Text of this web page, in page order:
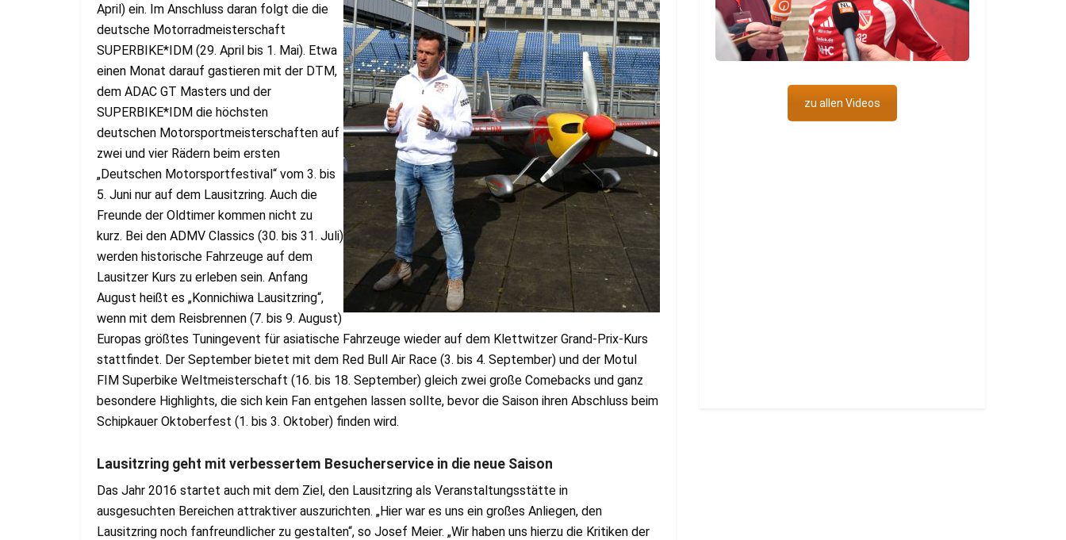
April) ein. Im Anschluss daran folgt die die
deutsche Motorradmeisterschaft
SUPERBIKE*IDM (29. April bis 1. Mai). Etwa
einen Monat darauf gastieren mit der DTM,
dem ADAC GT Masters und der
SUPERBIKE*IDM die höchsten
deutschen Motorsportmeisterschaften auf
zwei und vier Rädern beim ersten
„Deutschen Motorsportfestival“ vom 3. bis
5. Juni nur auf dem Lausitzring. Auch die
Freunde der Oldtimer kommen nicht zu
kurz. Bei den ADMV Classics (30. bis 31. Juli)
werden historische Fahrzeuge auf dem
Lausitzer Kurs zu erleben sein. Anfang
August heißt es „Konnichiwa Lausitzring“,
wenn mit dem Reisbrennen (7. bis 9. August)
Europas größtes Tuningevent für asiatische Fahrzeuge wieder auf dem Klettwitzer Grand-Prix-Kurs
stattfindet. Der September bietet mit dem Red Bull Air Race (3. bis 4. September) und der Motul
FIM Superbike Weltmeisterschaft (16. bis 18. September) gleich zwei große Comebacks und ganz
besondere Highlights, die sich kein Fan entgehen lassen sollte, bevor die Saison ihren Abschluss beim
Schipkauer Oktoberfest (1. bis 3. Oktober) finden wird.
Lausitzring geht mit verbessertem Besucherservice in die neue Saison
Das Jahr 2016 startet auch mit dem Ziel, den Lausitzring als Veranstaltungsstätte in
ausgesuchten Bereichen attraktiver auszurichten. „Hier war es uns ein großes Anliegen, den
Lausitzring noch fanfreundlicher zu gestalten“, so Josef Meier. „Wir haben uns hierzu die Kritiken der
zu allen Videos